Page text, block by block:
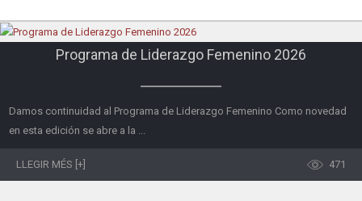
Programa de Liderazgo Femenino 2026
Damos continuidad al Programa de Liderazgo Femenino Como novedad
en esta edición se abre a la ...
LLEGIR MÉS [+] 471